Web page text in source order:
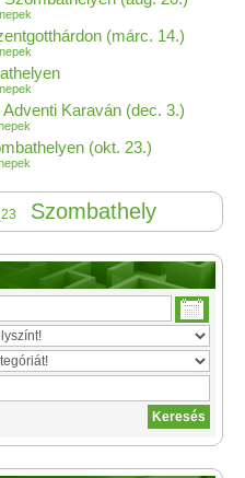
(márc. 14.)
Karaván (dec. 3.)
(okt. 23.)
Szombathely